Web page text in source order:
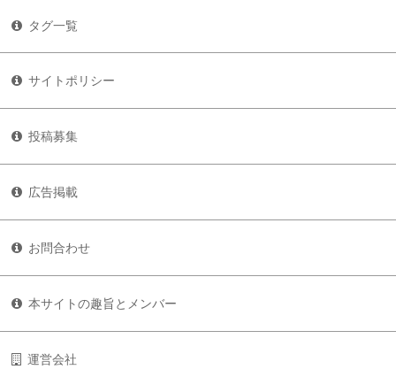
タグ一覧
サイトポリシー
投稿募集
広告掲載
お問合わせ
本サイトの趣旨とメンバー
運営会社